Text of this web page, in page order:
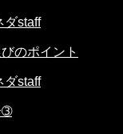
ダstaff
のポイント
ダstaff
➂